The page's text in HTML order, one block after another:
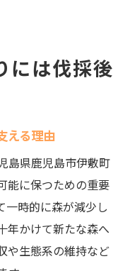
には伐採後
える理由
島県鹿児島市伊敷町
能に保つための重要
一時的に森が減少し
年かけて新たな森へ
や生態系の維持など